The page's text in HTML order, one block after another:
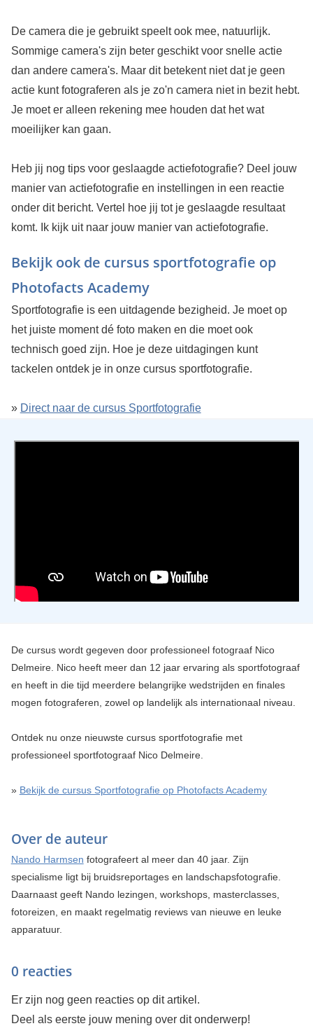
De camera die je gebruikt speelt ook mee, natuurlijk.
Sommige camera's zijn beter geschikt voor snelle actie
dan andere camera's. Maar dit betekent niet dat je geen
actie kunt fotograferen als je zo'n camera niet in bezit hebt.
Je moet er alleen rekening mee houden dat het wat
moeilijker kan gaan.
Heb jij nog tips voor geslaagde actiefotografie? Deel jouw
manier van actiefotografie en instellingen in een reactie
onder dit bericht. Vertel hoe jij tot je geslaagde resultaat
komt. Ik kijk uit naar jouw manier van actiefotografie.
Bekijk ook de cursus sportfotografie op
Photofacts Academy
Sportfotografie is een uitdagende bezigheid. Je moet op
het juiste moment dé foto maken en die moet ook
technisch goed zijn. Hoe je deze uitdagingen kunt
tackelen ontdek je in onze cursus sportfotografie.
» Direct naar de cursus Sportfotografie
De cursus wordt gegeven door professioneel fotograaf Nico
Delmeire. Nico heeft meer dan 12 jaar ervaring als sportfotograaf
en heeft in die tijd meerdere belangrijke wedstrijden en finales
mogen fotograferen, zowel op landelijk als internationaal niveau.
Ontdek nu onze nieuwste cursus sportfotografie met
professioneel sportfotograaf Nico Delmeire.
» Bekijk de cursus Sportfotografie op Photofacts Academy
Over de auteur
Nando Harmsen fotografeert al meer dan 40 jaar. Zijn
specialisme ligt bij bruidsreportages en landschapsfotografie.
Daarnaast geeft Nando lezingen, workshops, masterclasses,
fotoreizen, en maakt regelmatig reviews van nieuwe en leuke
apparatuur.
0 reacties
Er zijn nog geen reacties op dit artikel.
Deel als eerste jouw mening over dit onderwerp!